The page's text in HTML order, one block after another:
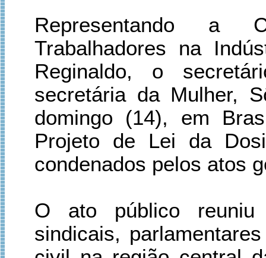
Representando a
Trabalhadores na
Reginaldo, o
secretária da Mulher,
domingo (14), em
Projeto de Lei da
condenados pelos atos
O ato público reuniu
sindicais,